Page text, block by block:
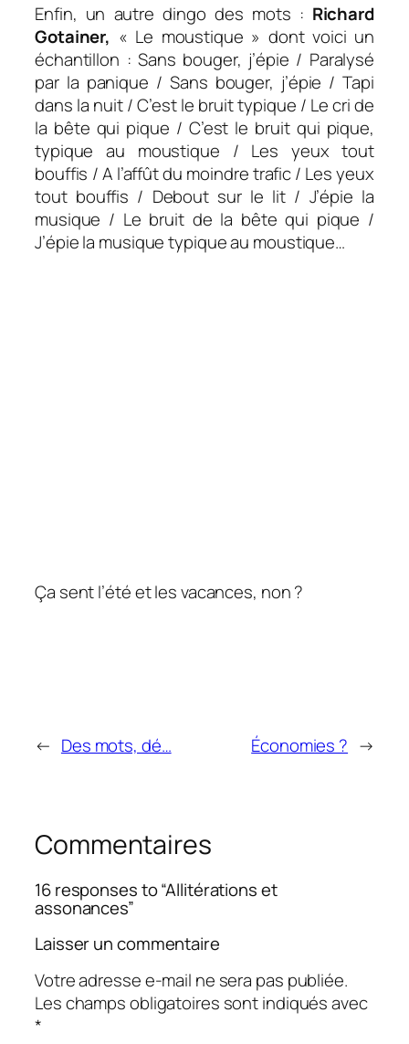
Enfin, un autre dingo des mots : Richard
Gotainer, « Le moustique » dont voici un
échantillon :Sans bouger, j’épie / Paralysé
par la panique / Sans bouger, j’épie / Tapi
dans la nuit / C’est le bruit typique / Le cri de
la bête qui pique / C’est le bruit qui pique,
typique au moustique / Les yeux tout
bouffis / A l’affût du moindre trafic / Les yeux
tout bouffis / Debout sur le lit / J’épie la
musique / Le bruit de la bête qui pique /
J’épie la musique typique au moustique…
Ça sent l’été et les vacances, non ?
← Des mots, dé… Économies ? →
Commentaires
16 responses to “Allitérations et
assonances”
Laisser un commentaire
Votre adresse e-mail ne sera pas publiée.
Les champs obligatoires sont indiqués avec
*